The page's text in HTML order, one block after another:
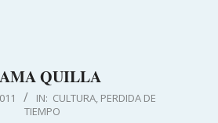
QUILLA
IN: CULTURA, PERDIDA DE
TIEMPO